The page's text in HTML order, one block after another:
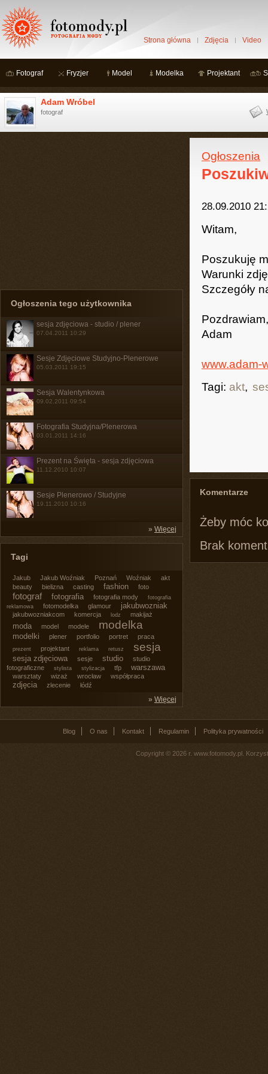
Strona główna Zdjęcia Video
Fotograf Fryzjer Model Modelka Projektant
Adam Wróbel
fotograf
Ogłoszenia
28.09.2010
Witam,
Poszukuję
Warunki
Szczegóły
Pozdrawiam,
Adam
www.adam-
Tagi: akt,
Komentarze
Żeby móc
Brak
Ogłoszenia tego użytkownika
sesja zdjęciowa - studio / plener
07.04.2011 10:29
Sesje Zdjęciowe Studyjno-Plenerowe
05.03.2011 19:15
Sesja Walentynkowa
09.02.2011 09:54
Fotografia Studyjna/Plenerowa
03.01.2011 14:16
Prezent na Święta - sesja zdjęciowa
11.12.2010 10:07
Sesje Plenerowo / Studyjne
19.11.2010 10:16
» Więcej
Tagi
Jakub Jakub Woźniak Poznań Woźniak
akt
beauty
bielizna casting fashion foto
fotograf fotografia fotografia mody
fotografia
reklamowa
fotomodelka glamour jakubwozniak
jakubwozniakcom komercja lodz makijaż
moda model modele modelka
modelki plener portfolio portret praca
prezent projektant reklama retusz sesja
sesja zdjęciowa sesje studio
studio
fotograficzne
stylista stylizacja tfp warszawa
warsztaty wizaż wrocław współpraca
zdjęcia zlecenie łódź
» Więcej
Blog O nas Kontakt Regulamin Polityka prywatności
Copyright © 2026 r. www.fotomody.pl.